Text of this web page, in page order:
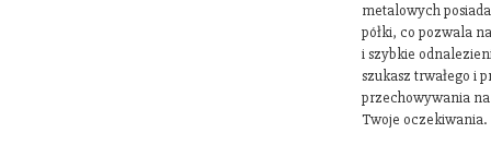
metalowych
półki, co pozwala
i szybkie
szukasz trwałego i
przechowywania
Twoje oczekiwania.